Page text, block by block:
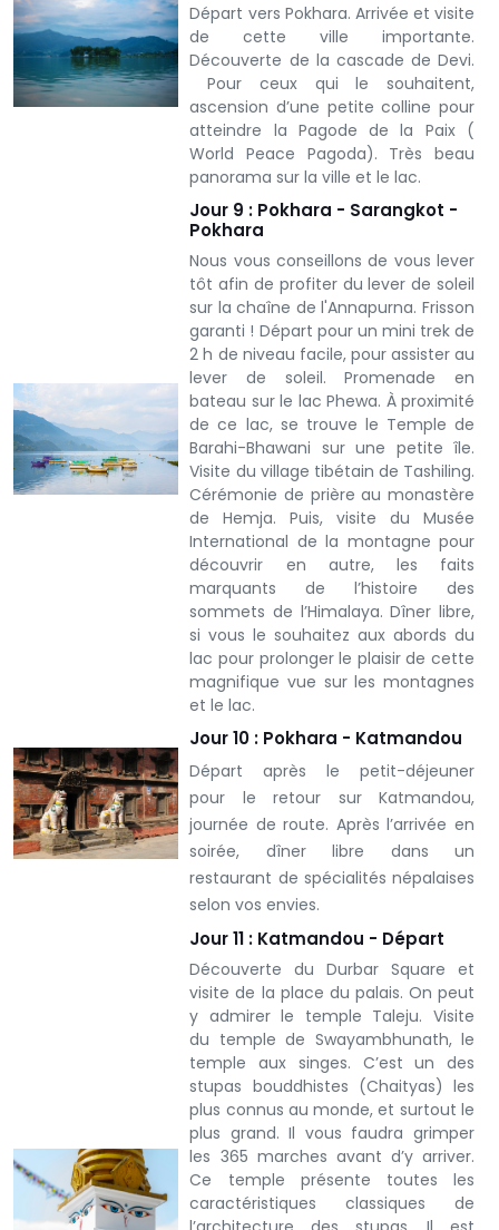
Départ vers Pokhara. Arrivée et visite
de cette ville importante.
Découverte de la cascade de Devi.
Pour ceux qui le souhaitent,
ascension d’une petite colline pour
atteindre la Pagode de la Paix (
World Peace Pagoda). Très beau
panorama sur la ville et le lac.
Jour 9 : Pokhara - Sarangkot -
Pokhara
Nous vous conseillons de vous lever
tôt afin de profiter du lever de soleil
sur la chaîne de l'Annapurna. Frisson
garanti ! Départ pour un mini trek de
2 h de niveau facile, pour assister au
lever de soleil. Promenade en
bateau sur le lac Phewa. À proximité
de ce lac, se trouve le Temple de
Barahi-Bhawani sur une petite île.
Visite du village tibétain de Tashiling.
Cérémonie de prière au monastère
de Hemja. Puis, visite du Musée
International de la montagne pour
découvrir en autre, les faits
marquants de l’histoire des
sommets de l’Himalaya. Dîner libre,
si vous le souhaitez aux abords du
lac pour prolonger le plaisir de cette
magnifique vue sur les montagnes
et le lac.
Jour 10 : Pokhara - Katmandou
Départ après le petit-déjeuner
pour le retour sur Katmandou,
journée de route. Après l’arrivée en
soirée, dîner libre dans un
restaurant de spécialités népalaises
selon vos envies.
Jour 11 : Katmandou - Départ
Découverte du Durbar Square et
visite de la place du palais. On peut
y admirer le temple Taleju. Visite
du temple de Swayambhunath, le
temple aux singes. C’est un des
stupas bouddhistes (Chaityas) les
plus connus au monde, et surtout le
plus grand. Il vous faudra grimper
les 365 marches avant d’y arriver.
Ce temple présente toutes les
caractéristiques classiques de